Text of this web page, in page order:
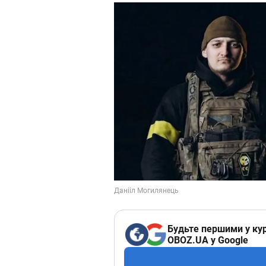
Будьте першими у
OBOZ.UA у Google